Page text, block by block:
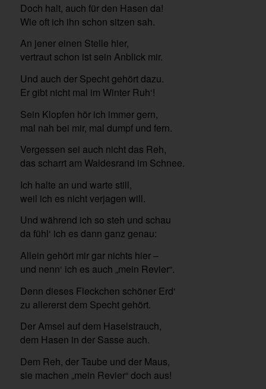
Doch halt, auch für den Hasen da!
Wie oft ich ihn schon sitzen sah.
An jener einen Stelle hier,
vertraut schon ist sein Anblick mir.
Und auch der Specht gehört dazu.
Er gibt nicht mal im Winter Ruh‘!
Sein Klopfen hör ich immer gern,
mal nah bei mir, mal dumpf und fern.
Vergessen sei auch nicht das Reh,
das scharrt am Waldesrand im Schnee.
Ich halte an und warte still,
weil ich es nicht verjagen will.
Und während ich so steh und schau
da fühl‘ ich es dann ganz genau:
Allein gehört mir gar nichts hier –
und nenn‘ ich es auch „mein Revier“.
Denn dieses Fleckchen schöner Erd‘
zu allererst dem Specht gehört.
Der Amsel auf dem Haselstrauch,
dem Hasen in der Sasse auch.
Dem Reh, der Taube und der Maus,
sie machen „mein Revier“ doch aus!